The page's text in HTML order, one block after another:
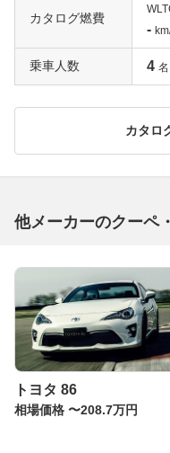
カタログ燃費
-
乗車人数 4 名
カタロ
他メーカーのクーペ
トヨタ 86
相場価格 〜208.7万円